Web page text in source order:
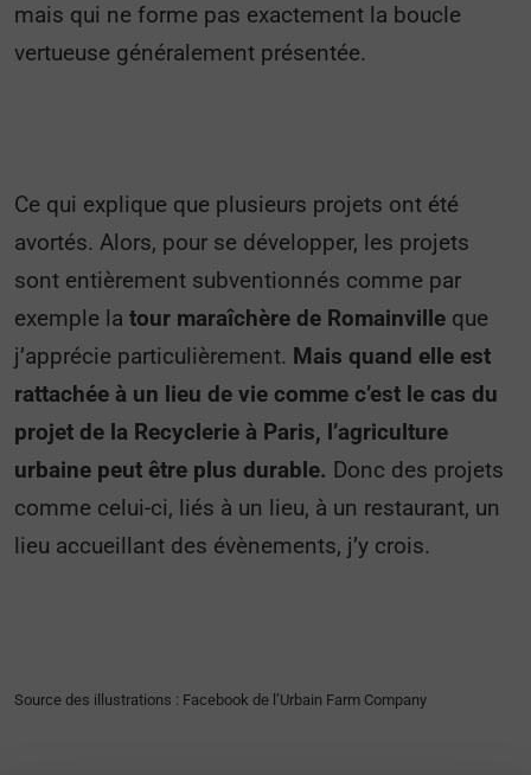
mais qui ne forme pas exactement la boucle
vertueuse généralement présentée.
Ce qui explique que plusieurs projets ont été
avortés. Alors, pour se développer, les projets
sont entièrement subventionnés comme par
exemple la tour maraîchère de Romainville que
j’apprécie particulièrement. Mais quand elle est
rattachée à un lieu de vie comme c’est le cas du
projet de la Recyclerie à Paris, l’agriculture
urbaine peut être plus durable. Donc des projets
comme celui-ci, liés à un lieu, à un restaurant, un
lieu accueillant des évènements, j’y crois.
Source des illustrations : Facebook de l’Urbain Farm Company